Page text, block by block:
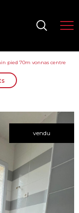
pied 70m vonnas centre
vendu